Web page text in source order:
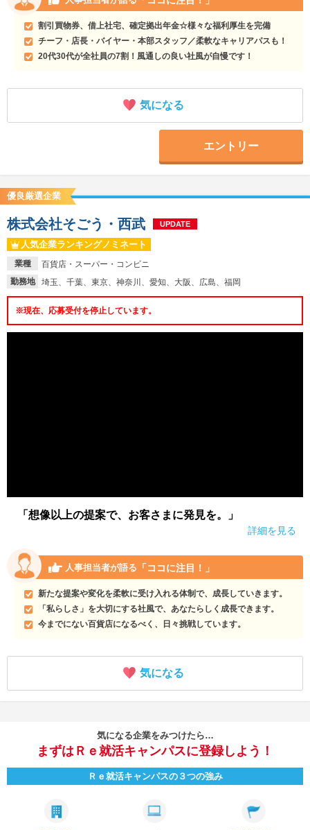
割引買物券、借上社宅、確定拠出年金☆様々な福利厚生を完備
チーフ・店長・バイヤー・本部スタッフ／柔軟なキャリアパスも！
20代30代が全社員の7割！風通しの良い社風が自慢です！
気になる
エントリー
優良厳選企業
業種
百貨店・スーパー・コンビニ
勤務地
埼玉、千葉、東京、神奈川、愛知、大阪、広島、福岡
株式会社そごう・西武 UPDATE
人気企業ランキングノミネート
※現在、応募受付を停止しています。
「想像以上の提案で、お客さまに発見を。」
詳細を見る
人事担当者が語る 「ココに注目！」
新たな提案や変化を柔軟に受け入れる体制で、成長していきます。
「私らしさ」を大切にする社風で、あなたらしく成長できます。
今までにない百貨店になるべく、日々挑戦しています。
気になる
気になる企業をみつけたら…
まずはＲｅ就活キャンパスに登録しよう！
Ｒｅ就活キャンパスの３つの強み